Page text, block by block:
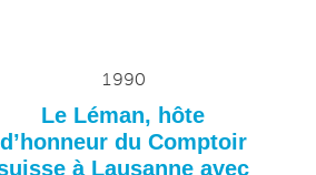
1990
Le Léman, hôte
d’honneur du Comptoir
à Lausanne avec